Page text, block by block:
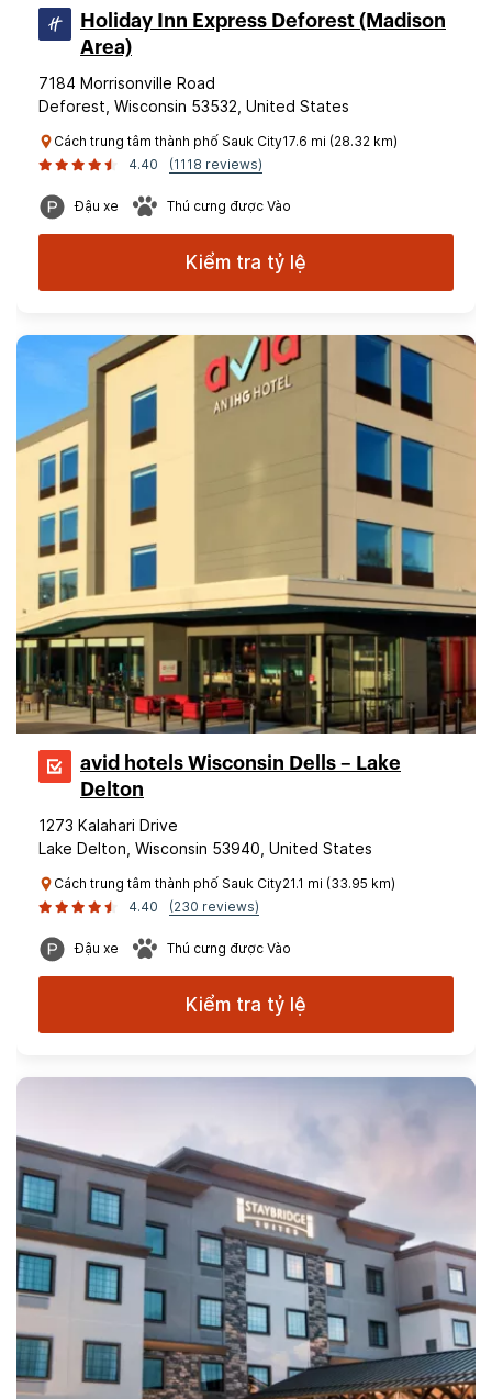
Holiday Inn Express Deforest (Madison
Area)
7184 Morrisonville Road
Deforest, Wisconsin 53532, United States
Cách trung tâm thành phố Sauk City17.6 mi (28.32 km)
4.40
(1118 reviews)
Đậu xe Thú cưng được Vào
Kiểm tra tỷ lệ
avid hotels Wisconsin Dells – Lake
Delton
1273 Kalahari Drive
Lake Delton, Wisconsin 53940, United States
Cách trung tâm thành phố Sauk City21.1 mi (33.95 km)
4.40
(230 reviews)
Đậu xe Thú cưng được Vào
Kiểm tra tỷ lệ